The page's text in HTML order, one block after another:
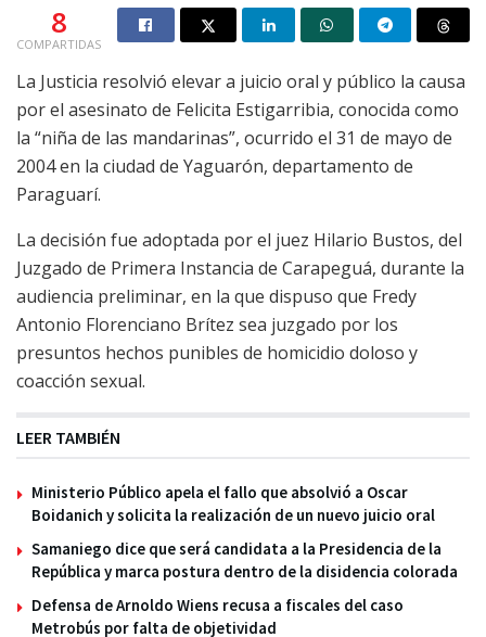
8
COMPARTIDAS
La Justicia resolvió elevar a juicio oral y público la causa
por el asesinato de Felicita Estigarribia, conocida como
la “niña de las mandarinas”, ocurrido el 31 de mayo de
2004 en la ciudad de Yaguarón, departamento de
Paraguarí.
La decisión fue adoptada por el juez Hilario Bustos, del
Juzgado de Primera Instancia de Carapeguá, durante la
audiencia preliminar, en la que dispuso que Fredy
Antonio Florenciano Brítez sea juzgado por los
presuntos hechos punibles de homicidio doloso y
coacción sexual.
LEER TAMBIÉN
Ministerio Público apela el fallo que absolvió a Oscar
Boidanich y solicita la realización de un nuevo juicio oral
Samaniego dice que será candidata a la Presidencia de la
República y marca postura dentro de la disidencia colorada
Defensa de Arnoldo Wiens recusa a fiscales del caso
Metrobús por falta de objetividad